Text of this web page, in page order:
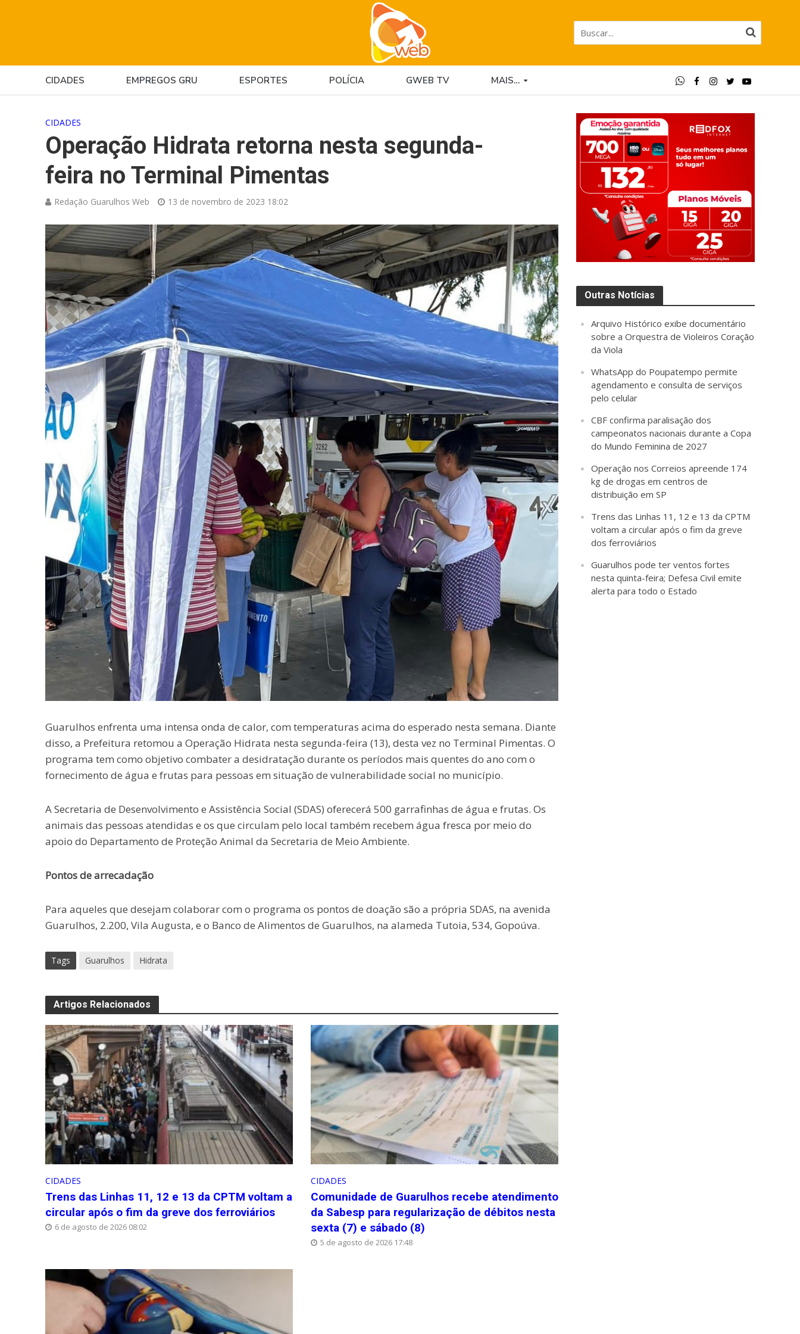
CIDADES EMPREGOS GRU ESPORTES POLÍCIA GWEB TV MAIS…
CIDADES
Operação Hidrata retorna nesta segunda-
feira no Terminal Pimentas
Redação Guarulhos Web 13 de novembro de 2023 18:02
Guarulhos enfrenta uma intensa onda de calor, com temperaturas acima do esperado nesta semana. Diante
disso, a Prefeitura retomou a Operação Hidrata nesta segunda-feira (13), desta vez no Terminal Pimentas. O
programa tem como objetivo combater a desidratação durante os períodos mais quentes do ano com o
fornecimento de água e frutas para pessoas em situação de vulnerabilidade social no município.
A Secretaria de Desenvolvimento e Assistência Social (SDAS) oferecerá 500 garrafinhas de água e frutas. Os
animais das pessoas atendidas e os que circulam pelo local também recebem água fresca por meio do
apoio do Departamento de Proteção Animal da Secretaria de Meio Ambiente.
Pontos de arrecadação
Para aqueles que desejam colaborar com o programa os pontos de doação são a própria SDAS, na avenida
Guarulhos, 2.200, Vila Augusta, e o Banco de Alimentos de Guarulhos, na alameda Tutoia, 534, Gopoúva.
Tags Guarulhos Hidrata
Artigos Relacionados
CIDADES
Trens das Linhas 11, 12 e 13 da CPTM voltam a
circular após o fim da greve dos ferroviários
6 de agosto de 2026 08:02
CIDADES
Comunidade de Guarulhos recebe atendimento
da Sabesp para regularização de débitos nesta
sexta (7) e sábado (8)
5 de agosto de 2026 17:48
Outras Notícias
Arquivo Histórico exibe documentário
sobre a Orquestra de Violeiros Coração
da Viola
WhatsApp do Poupatempo permite
agendamento e consulta de serviços
pelo celular
CBF confirma paralisação dos
campeonatos nacionais durante a Copa
do Mundo Feminina de 2027
Operação nos Correios apreende 174
kg de drogas em centros de
distribuição em SP
Trens das Linhas 11, 12 e 13 da CPTM
voltam a circular após o fim da greve
dos ferroviários
Guarulhos pode ter ventos fortes
nesta quinta-feira; Defesa Civil emite
alerta para todo o Estado